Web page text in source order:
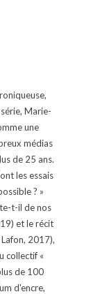
Marie-
une
médias
de 25 ans.
les essais
? »
t-il de nos
et le récit
2017),
collectif «
de 100
d'encre,